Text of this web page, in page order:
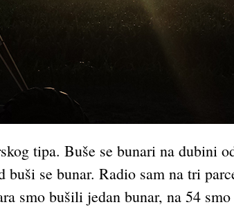
tipa. Buše se bunari na dubini
se bunar. Radio sam na tri
smo bušili jedan bunar, na 54